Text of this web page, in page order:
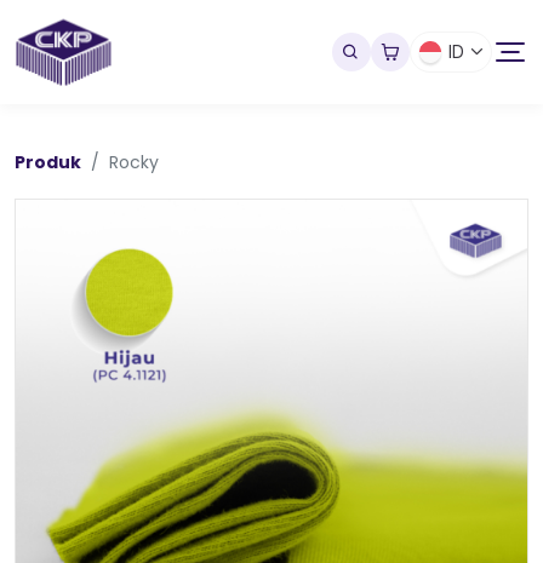
ID
Produk Rocky